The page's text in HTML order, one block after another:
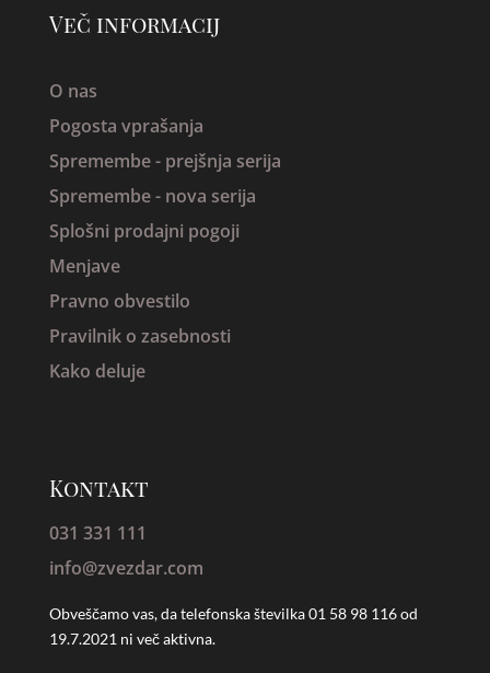
Več informacij
O nas
Pogosta vprašanja
Spremembe - prejšnja serija
Spremembe - nova serija
Splošni prodajni pogoji
Menjave
Pravno obvestilo
Pravilnik o zasebnosti
Kako deluje
Kontakt
031 331 111
info@zvezdar.com
Obveščamo vas, da telefonska številka01 58 98 116 od
19.7.2021 ni več aktivna.